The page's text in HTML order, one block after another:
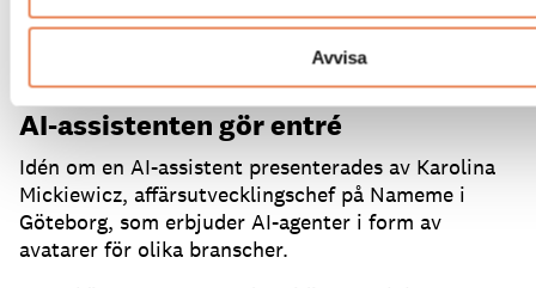
Avvisa
jag ganska lättövertalad.Nu skulle vi kunna erbjuda
dygnet runt-service, året om, på över 100 språk,
AI-assistenten gör entré
Idén om en AI-assistent presenterades av Karolina
Mickiewicz, affärsutvecklingschef på Nameme i
Göteborg, som erbjuder AI-agenter i form av
avatarer för olika branscher.